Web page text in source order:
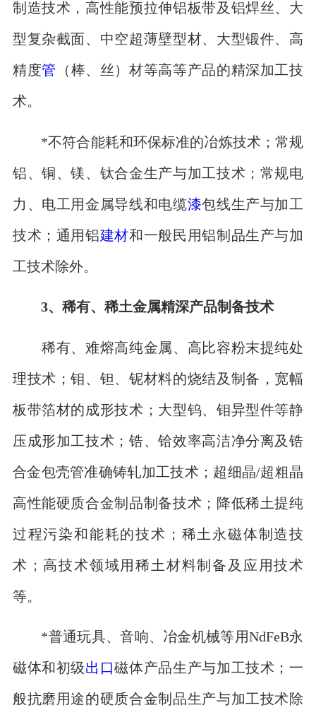
制造技术，高性能预拉伸铝板带及铝焊丝、大
型复杂截面、中空超薄壁型材、大型锻件、高
精度管 （棒、丝）材等高等产品的精深加工技
术。
*不符合能耗和环保标准的冶炼技术；常规
铝、铜、镁、钛合金生产与加工技术；常规电
力、电工用金属导线和电缆漆包线生产与加工
技术；通用铝建材和一般民用铝制品生产与加
工技术除外。
3、稀有、稀土金属精深产品制备技术
稀有、难熔高纯金属、高比容粉末提纯处
理技术；钼、钽、铌材料的烧结及制备，宽幅
板带箔材的成形技术；大型钨、钼异型件等静
压成形加工技术；锆、铪效率高洁净分离及锆
合金包壳管准确铸轧加工技术；超细晶/超粗晶
高性能硬质合金制品制备技术；降低稀土提纯
过程污染和能耗的技术；稀土永磁体制造技
术；高技术领域用稀土材料制备及应用技术
等。
*普通玩具、音响、冶金机械等用NdFeB永
磁体和初级出口磁体产品生产与加工技术；一
般抗磨用途的硬质合金制品生产与加工技术除